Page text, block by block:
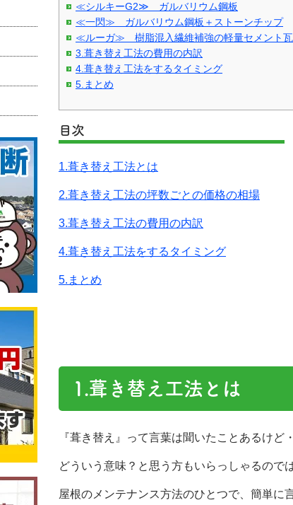
≪シルキーG2≫ ガルバリウム鋼板
≪一閃≫ ガルバリウム鋼板＋ストーンチップ
≪ルーガ≫ 樹脂混入繊維補強の軽量セメント瓦
3.葺き替え工法の費用の内訳
4.葺き替え工法をするタイミング
5.まとめ
目次
1.葺き替え工法とは
2.葺き替え工法の坪数ごとの価格の相場
3.葺き替え工法の費用の内訳
4.葺き替え工法をするタイミング
5.まとめ
1.葺き替え工法とは
『葺き替え』って言葉は聞いたことあるけど
どういう意味？と思う方もいらっしゃるので
屋根のメンテナンス方法のひとつで、簡単に